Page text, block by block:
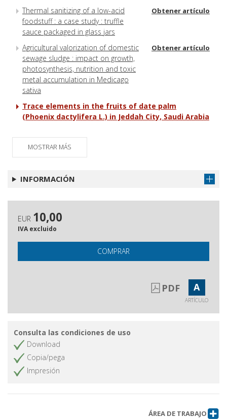
Thermal sanitizing of a low-acid
foodstuff : a case study : truffle
sauce packaged in glass jars
Obtener artículo
Agricultural valorization of domestic
sewage sludge : impact on growth,
photosynthesis, nutrition and toxic
metal accumulation in Medicago
sativa
Obtener artículo
Trace elements in the fruits of date palm
(Phoenix dactylifera L.) in Jeddah City, Saudi Arabia
MOSTRAR MÁS
INFORMACIÓN
EUR 10,00
IVA excluido
COMPRAR
PDF A
ARTÍCULO
Consulta las condiciones de uso
Download
Copia/pega
Impresión
ÁREA DE TRABAJO